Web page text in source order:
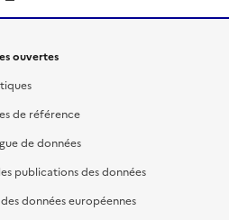
ouvertes
de référence
de données
publications des données
données européennes